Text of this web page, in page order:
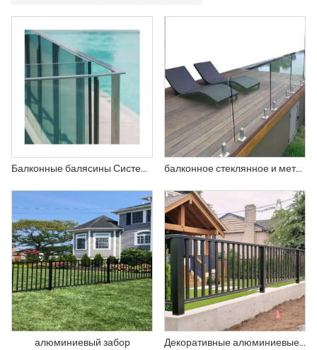
Балконные балясины Системы Решения Защита стен Стеклянный забор Бассейн Алюминиевый каркасный забор балконное стеклянное и металлическое ограждение, бескаркасное ограждение для бассейна
алюминиевый забор Декоративные алюминиевые перила для балконных ограждений для лестниц, стеклянные перила, балюстрады